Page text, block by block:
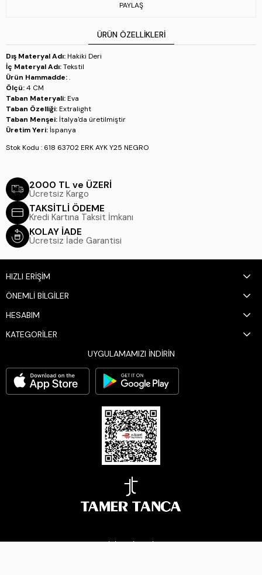
PAYLAŞ
ÜRÜN ÖZELLIKLERI
Dış Materyal Adı:Hakiki Deri
İç Materyal Adı:Tekstil
Ürün Hammadde:.
Ölçü:4 CM
Taban Materyali:Eva
Taban Özelliği:Extralight
Taban Menşei: İtalya'da üretilmiştir
Üretim Yeri: İspanya
Stok Kodu : 618 63702 ERK AYK Y25 NEGRO
2000 TL ve ÜZERİ
Ücretsiz Kargo
TAKSİTLİ ÖDEME
Kredi Kartına Taksit İmkanı
KOLAY İADE
Ücretsiz İade Garantisi
HIZLI ERİŞİM
ÖNEMLİ BİLGİLER
HESABIM
KATEGORİLER
UYGULAMAMIZI İNDİRİN
BİZİ TAKİP EDİN